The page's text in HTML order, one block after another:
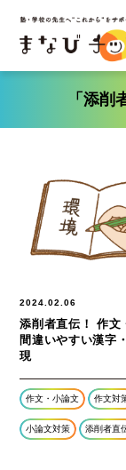
「添削
2024.02.06
添削者直伝！ 作文
間違いやすい漢字
現
作文・小論文 作文対
小論文対策 添削者直